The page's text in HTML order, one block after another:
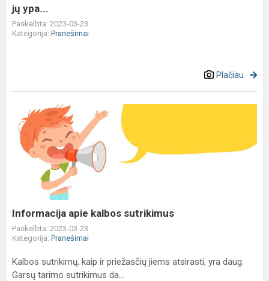
jų ypa...
Paskelbta: 2023-03-23
Kategorija: Pranešimai
Plačiau
Informacija
apie
kalbos
sutrikimus
Informacija apie kalbos sutrikimus
Paskelbta: 2023-03-23
Kategorija: Pranešimai
Kalbos sutrikimų, kaip ir priežasčių jiems atsirasti, yra daug.
Garsų tarimo sutrikimus da...